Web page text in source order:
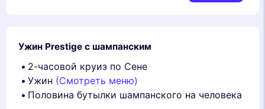
Ужин Prestige с шампанским
2-часовой круиз по Сене
Ужин (Смотреть меню)
Половина бутылки шампанского на человека